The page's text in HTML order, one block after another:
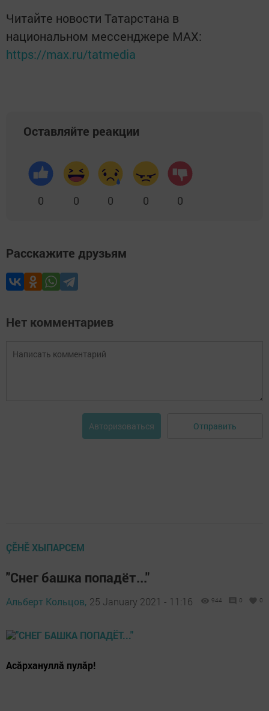
Читайте новости Татарстана в
национальном мессенджере MАХ:
https://max.ru/tatmedia
Оставляйте реакции
0 0 0 0 0
Расскажите друзьям
Нет комментариев
Авторизоваться Отправить
ÇӖНӖ ХЫПАРСЕМ
"Снег башка попадёт..."
Альберт Кольцов, 25 January 2021 - 11:16 944 0 0
Асӑрхануллӑ пулӑр!